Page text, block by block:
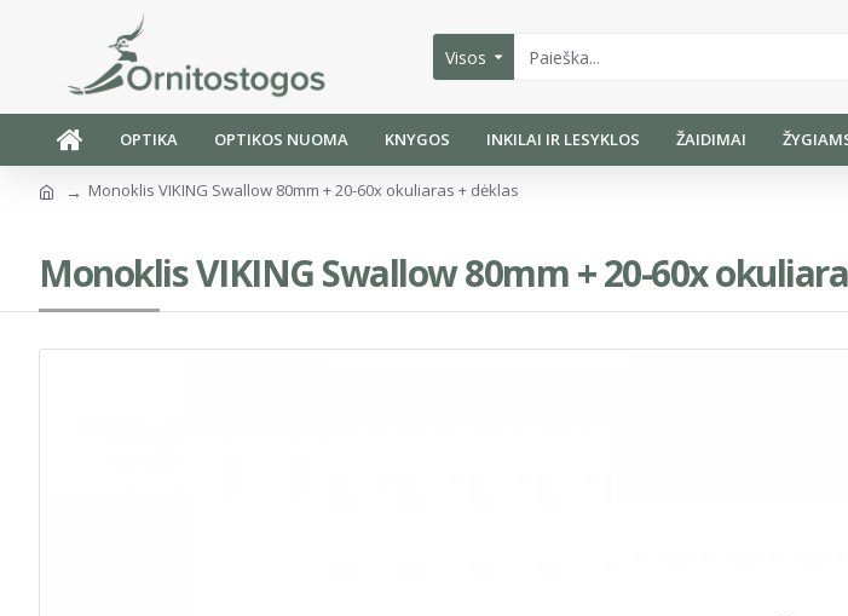
Visos
OPTIKA OPTIKOS NUOMA KNYGOS INKILAI IR LESYKLOS ŽAIDIMAI
Monoklis VIKING Swallow 80mm + 20-60x okuliaras + dėklas
Monoklis VIKING Swallow 80mm + 20-60x